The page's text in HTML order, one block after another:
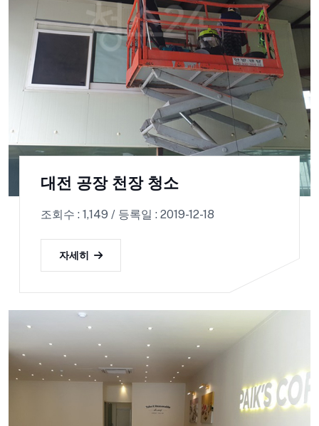
대전 공장 천장 청소
조회수 : 1,149 / 등록일 : 2019-12-18
자세히